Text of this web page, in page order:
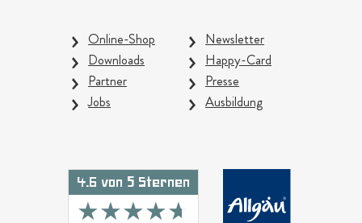
Online-Shop
Newsletter
Downloads
Happy-Card
Partner
Presse
Jobs
Ausbildung
4.6 von 5 Sternen
★★★★★
★★★★★